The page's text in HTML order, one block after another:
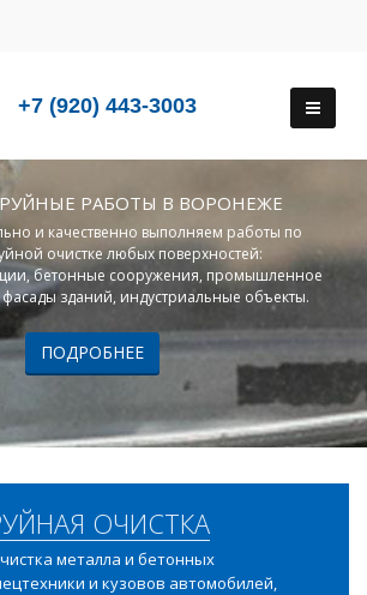
+7 (920) 443-3003
РАБОТЫ В ВОРОНЕЖЕ
и качественно выполняем работы по
очистке любых поверхностей:
бетонные сооружения, промышленное
зданий, индустриальные объекты.
ПОДРОБНЕЕ
ОЧИСТКА
металла и бетонных
и кузовов автомобилей,